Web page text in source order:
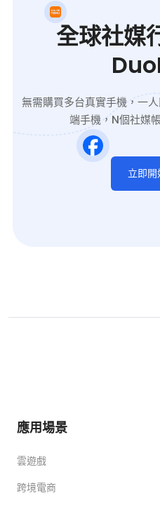
全球社媒
無需購買多台真實手機，一
端手機，N個社媒
立即
應用場景
雲遊戲
跨境電商